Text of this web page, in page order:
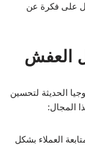
على فكرة عن
العفش
الحديثة لتحسين
المجال:
العملاء بشكل